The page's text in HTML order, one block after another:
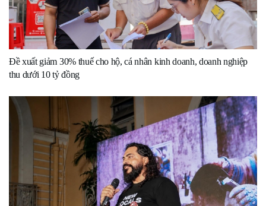
Đề xuất giảm 30% thuế cho hộ, cá nhân kinh doanh, doanh nghiệp
thu dưới 10 tỷ đồng